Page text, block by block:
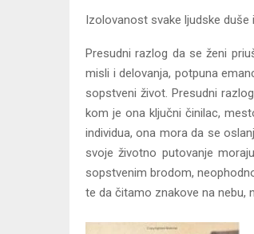
Izolovanost svake ljudske
Presudni razlog da se ženi
misli i delovanja, potpuna
sopstveni život. Presudni
kom je ona ključni činilac,
individua, ona mora da se
svoje životno putovanje
sopstvenim brodom,
te da čitamo znakove na nebu,